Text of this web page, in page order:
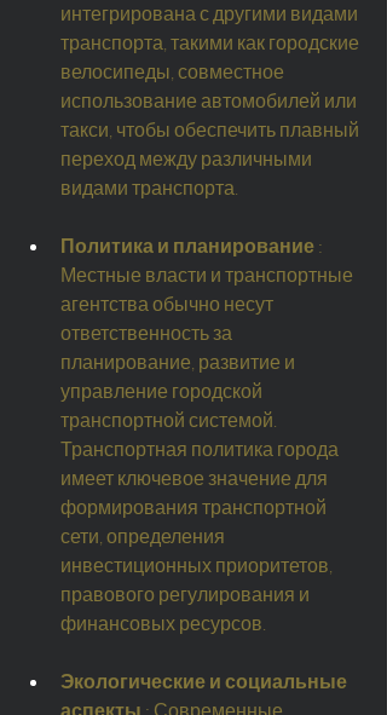
интегрирована с другими видами
транспорта, такими как городские
велосипеды, совместное
использование автомобилей или
такси, чтобы обеспечить плавный
переход между различными
видами транспорта.
Политика и планирование :
Местные власти и транспортные
агентства обычно несут
ответственность за
планирование, развитие и
управление городской
транспортной системой.
Транспортная политика города
имеет ключевое значение для
формирования транспортной
сети, определения
инвестиционных приоритетов,
правового регулирования и
финансовых ресурсов.
Экологические и социальные
аспекты